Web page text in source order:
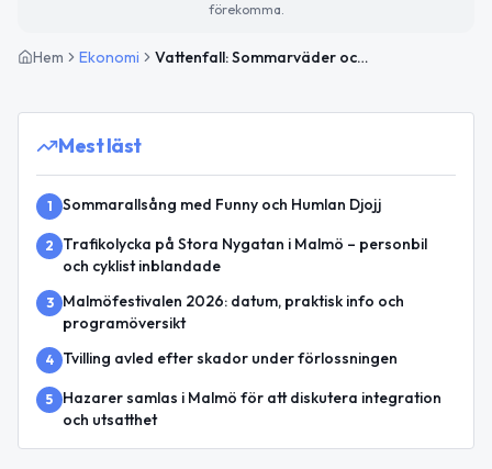
förekomma.
Hem Ekonomi Vattenfall: Sommarväder och begränsad kärnkraft driver upp elpriserna i juni
Mest läst
1 Sommarallsång med Funny och Humlan Djojj
2
Trafikolycka på Stora Nygatan i Malmö – personbil
och cyklist inblandade
3
Malmöfestivalen 2026: datum, praktisk info och
programöversikt
4 Tvilling avled efter skador under förlossningen
5
Hazarer samlas i Malmö för att diskutera integration
och utsatthet